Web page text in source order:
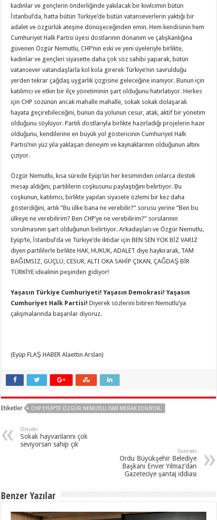
kadınlar ve gençlerin önderliğinde yakılacak bir kıvılcımın bütün
İstanbul’da, hatta bütün Türkiye’de bütün vatanseverlerin yaktığı bir
adalet ve özgürlük ateşine dönüşeceğinden emin. Hem kendisinin hem
Cumhuriyet Halk Partisi üyesi dostlarının donanım ve çalışkanlığına
güvenen Özgür Nemutlu, CHP’nin eski ve yeni üyeleriyle birlikte,
kadınlar ve gençleri siyasette daha çok söz sahibi yaparak, bütün
vatansever vatandaşlarla kol kola girerek Türkiye’nin savrulduğu
yerden tekrar çağdaş uygarlık çizgisine geleceğine inanıyor. Bunun için
katılımcı ve etkin bir ilçe yönetiminin şart olduğunu hatırlatıyor. Herkes
için CHP sözünün ancak mahalle mahalle, sokak sokak dolaşarak
hayata geçirebileceğini, bunun da yolunun cesur, atak, aktif bir yönetim
olduğunu söylüyor. Partili dostlarıyla birlikte hazırladığı projelerin hazır
olduğunu, kendilerine en büyük yol göstericinin Cumhuriyet Halk
Partisi’nin yüz yıla yaklaşan deneyim ve kaynaklarının olduğunun altını
çiziyor.
Özgür Nemutlu, kısa sürede Eyüp’ün her kesiminden onlarca destek
mesajı aldığını, partililerin coşkusunu paylaştığını belirtiyor. Bu
coşkunun, katılımcı, birlikte yapılan siyasete özlemi bir kez daha
gösterdiğini, artık “Bu ülke bana ne verebilir?” sorusu yerine “Ben bu
ülkeye ne verebilirim? Ben CHP’ye ne verebilirim?” sorularının
sorulmasının şart olduğunun belirtiyor. Arkadaşları ve Özgür Nemutlu,
Eyüp’te, İstanbul’da ve Türkiye’de iktidar için BEN SEN YOK BİZ VARIZ
diyen partililerle birlikte HAK, HUKUK, ADALET diye haykırarak, TAM
BAĞIMSIZ, GÜÇLÜ, CESUR, ALTI OKA SAHİP ÇIKAN, ÇAĞDAŞ BİR
TÜRKİYE idealinin peşinden gidiyor!
Yaşasın Türkiye Cumhuriyeti! Yaşasın Demokrasi! Yaşasın
Cumhuriyet Halk Partisi!Diyerek sözlerini bitiren Nemutlu’ya
çalışmalarında başarılar diyoruz.
(Eyüp FLAŞ HABER Alaettin Arslan)
Etiketler CHP EYÜP’TE ÖZGÜR NEMUTLU İSMİ MERAK EDİLİYOR.
Önceki
Sokak hayvanlarını çok
seviyorsan sahip çık
Sonraki
Ordu Büyükşehir Belediye
Başkanı Enver Yılmaz’dan
Gazeteciye şantaj iddiası
Benzer Yazılar